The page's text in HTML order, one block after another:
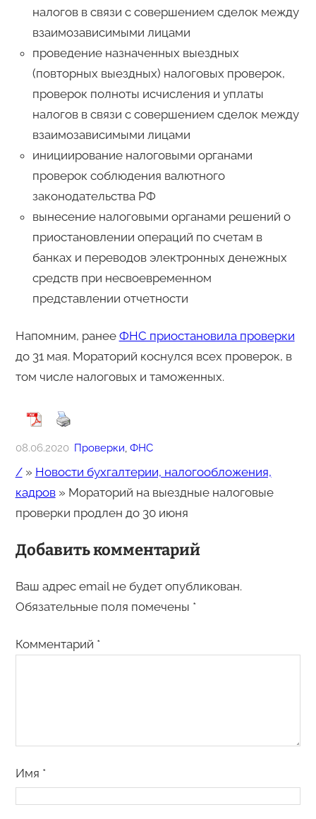
налогов в связи с совершением сделок между
взаимозависимыми лицами
проведение назначенных выездных
(повторных выездных) налоговых проверок,
проверок полноты исчисления и уплаты
налогов в связи с совершением сделок между
взаимозависимыми лицами
инициирование налоговыми органами
проверок соблюдения валютного
законодательства РФ
вынесение налоговыми органами решений о
приостановлении операций по счетам в
банках и переводов электронных денежных
средств при несвоевременном
представлении отчетности
Напомним, ранее ФНС приостановила проверки
до 31 мая. Мораторий коснулся всех проверок, в
том числе налоговых и таможенных.
08.06.2020 Проверки, ФНС
/» Новости бухгалтерии, налогообложения,
кадров» Мораторий на выездные налоговые
проверки продлен до 30 июня
Добавить комментарий
Ваш адрес email не будет опубликован.
Обязательные поля помечены *
Комментарий *
Имя *